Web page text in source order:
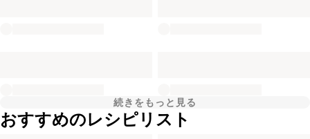
続きをもっと見る
おすすめのレシピリスト